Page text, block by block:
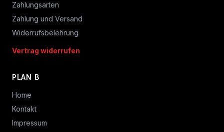
Zahlungsarten
Zahlung und Versand
Widerrufsbelehrung
Vertrag widerrufen
PLAN B
Home
Kontakt
Impressum